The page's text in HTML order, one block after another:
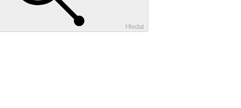
Hledat